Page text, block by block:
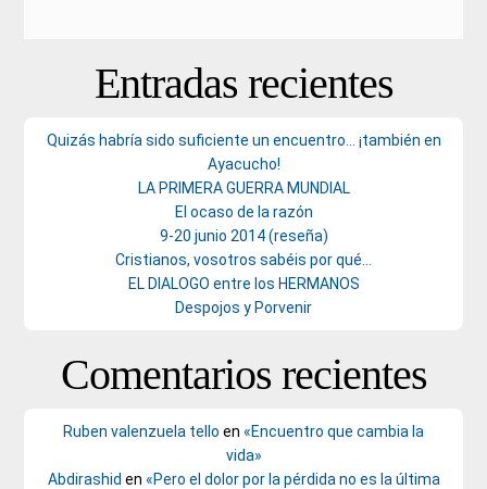
Entradas recientes
Quizás habría sido suficiente un encuentro… ¡también en
Ayacucho!
LA PRIMERA GUERRA MUNDIAL
El ocaso de la razón
9-20 junio 2014 (reseña)
Cristianos, vosotros sabéis por qué…
EL DIALOGO entre los HERMANOS
Despojos y Porvenir
Comentarios recientes
Ruben valenzuela tello en «Encuentro que cambia la
vida»
Abdirashid en «Pero el dolor por la pérdida no es la última